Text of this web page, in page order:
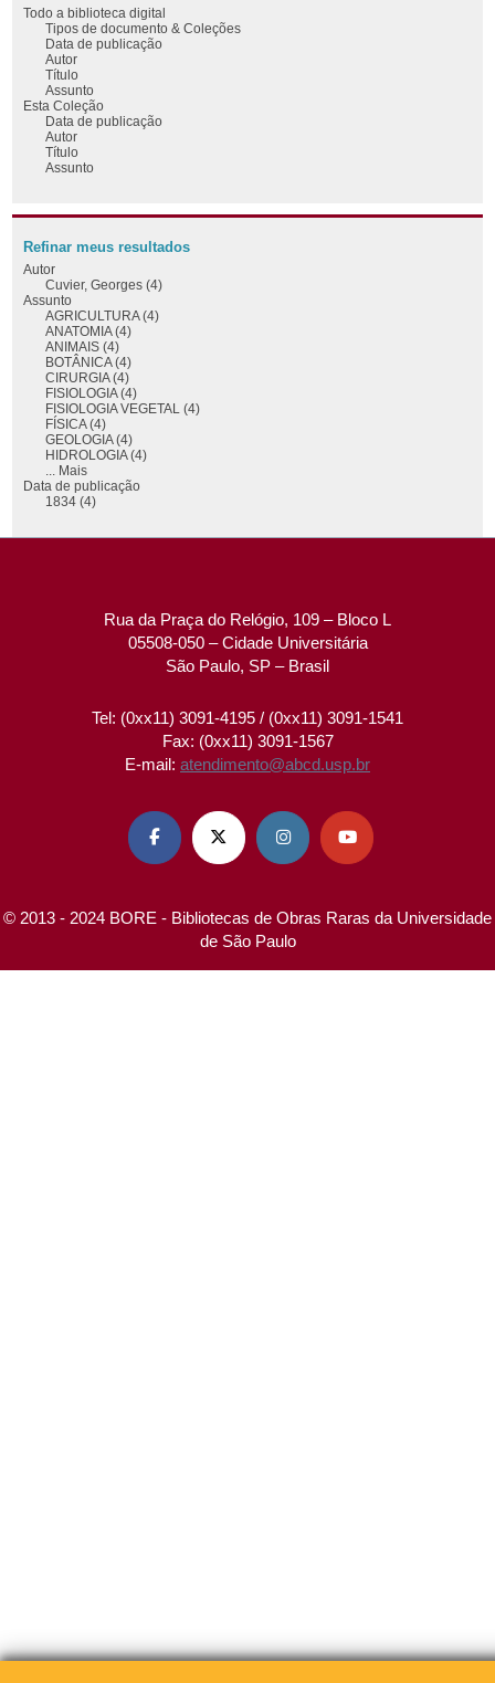
Todo a biblioteca digital
Tipos de documento & Coleções
Data de publicação
Autor
Título
Assunto
Esta Coleção
Data de publicação
Autor
Título
Assunto
Refinar meus resultados
Autor
Cuvier, Georges (4)
Assunto
AGRICULTURA (4)
ANATOMIA (4)
ANIMAIS (4)
BOTÂNICA (4)
CIRURGIA (4)
FISIOLOGIA (4)
FISIOLOGIA VEGETAL (4)
FÍSICA (4)
GEOLOGIA (4)
HIDROLOGIA (4)
... Mais
Data de publicação
1834 (4)
Rua da Praça do Relógio, 109 – Bloco L
05508-050 – Cidade Universitária
São Paulo, SP – Brasil
Tel: (0xx11) 3091-4195 / (0xx11) 3091-1541
Fax: (0xx11) 3091-1567
E-mail: atendimento@abcd.usp.br
   
© 2013 - 2024 BORE - Bibliotecas de Obras Raras da Universidade
de São Paulo